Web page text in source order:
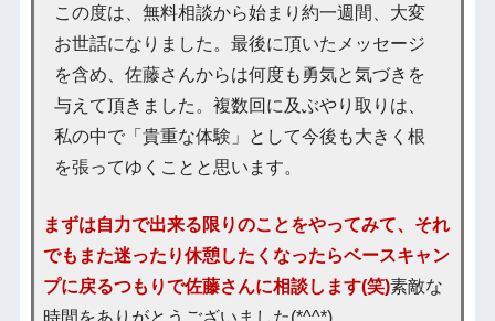
この度は、無料相談から始まり約一週間、大変
お世話になりました。最後に頂いたメッセージ
を含め、佐藤さんからは何度も勇気と気づきを
与えて頂きました。複数回に及ぶやり取りは、
私の中で「貴重な体験」として今後も大きく根
を張ってゆくことと思います。
まずは自力で出来る限りのことをやってみて、それ
でもまた迷ったり休憩したくなったらベースキャン
プに戻るつもりで佐藤さんに相談します(笑)素敵な
時間をありがとうございました(*^^*)